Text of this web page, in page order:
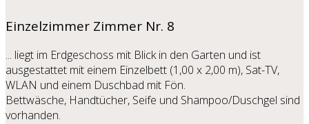
Einzelzimmer Zimmer Nr. 8
... liegt im Erdgeschoss mit Blick in den Garten und ist
ausgestattet mit einem Einzelbett (1,00 x 2,00 m), Sat-TV,
WLAN und einem Duschbad mit Fön.
Bettwäsche, Handtücher, Seife und Shampoo/Duschgel sind
vorhanden.